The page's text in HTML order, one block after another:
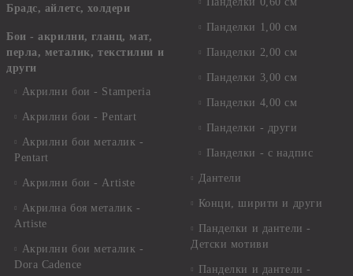
Брадс, айлетс, холдери
Бои - акрилни, гланц, мат,
перла, металик, текстилни и
други
Акрилни бои - Stamperia
Акрилни бои - Pentart
Акрилни бои металик -
Pentart
Акрилни бои - Artiste
Акрилна боя металик -
Artiste
Акрилни бои металик -
Dora Cadence
Панделки 1,00 см
Панделки 2,00 см
Панделки 3,00 см
Панделки 4,00 см
Панделки - други
Панделки - с надпис
Дантели
Конци, ширити и други
Панделки и дантели -
Детски мотиви
Панделки и дантели -